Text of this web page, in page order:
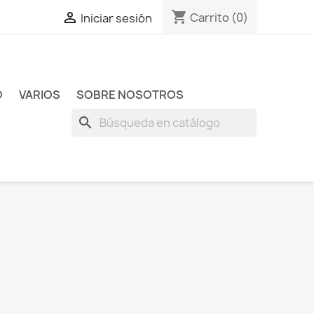
 Iniciar sesión shopping_cart Carrito (0)
VARIOS SOBRE NOSOTROS
search